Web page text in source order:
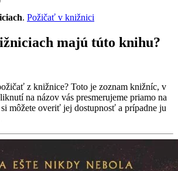
. Požičať v knižnici
majú túto knihu?
z knižnice? Toto je zoznam knižníc, v
na názov vás presmerujeme priamo na
môžete overiť jej dostupnosť a prípadne ju